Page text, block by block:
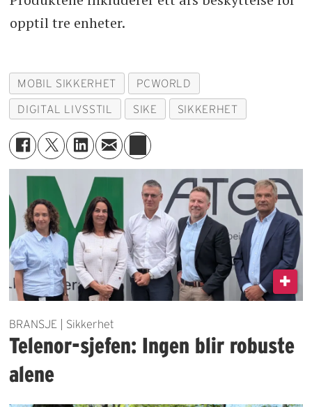
opptil tre enheter.
MOBIL SIKKERHET PCWORLD
DIGITAL LIVSSTIL SIKE SIKKERHET
BRANSJE | Sikkerhet
Telenor-sjefen: Ingen blir robuste
alene